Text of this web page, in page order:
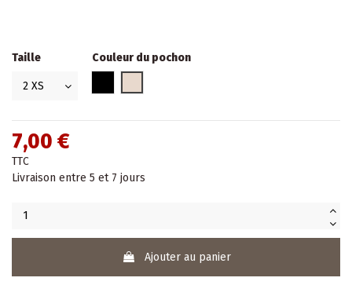
Taille
Couleur du pochon
7,00 €
TTC
Livraison entre 5 et 7 jours
Ajouter au panier